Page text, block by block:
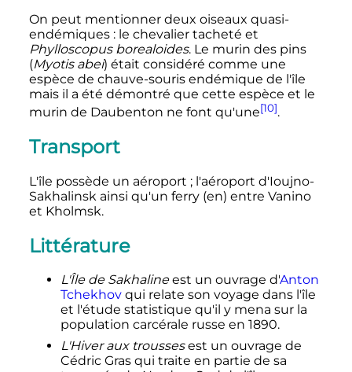
On peut mentionner deux oiseaux quasi-
endémiques : le chevalier tacheté et
Phylloscopus borealoides. Le murin des pins
(Myotis abei) était considéré comme une
espèce de chauve-souris endémique de l'île
mais il a été démontré que cette espèce et le
murin de Daubenton ne font qu'une[10].
Transport
L'île possède un aéroport ; l'aéroport d'Ioujno-
Sakhalinsk ainsi qu'un ferry (en) entre Vanino
et Kholmsk.
Littérature
L'Île de Sakhalineest un ouvrage d'Anton
Tchekhovqui relate son voyage dans l'île
et l'étude statistique qu'il y mena sur la
population carcérale russe en 1890.
L'Hiver aux troussesest un ouvrage de
Cédric Gras qui traite en partie de sa